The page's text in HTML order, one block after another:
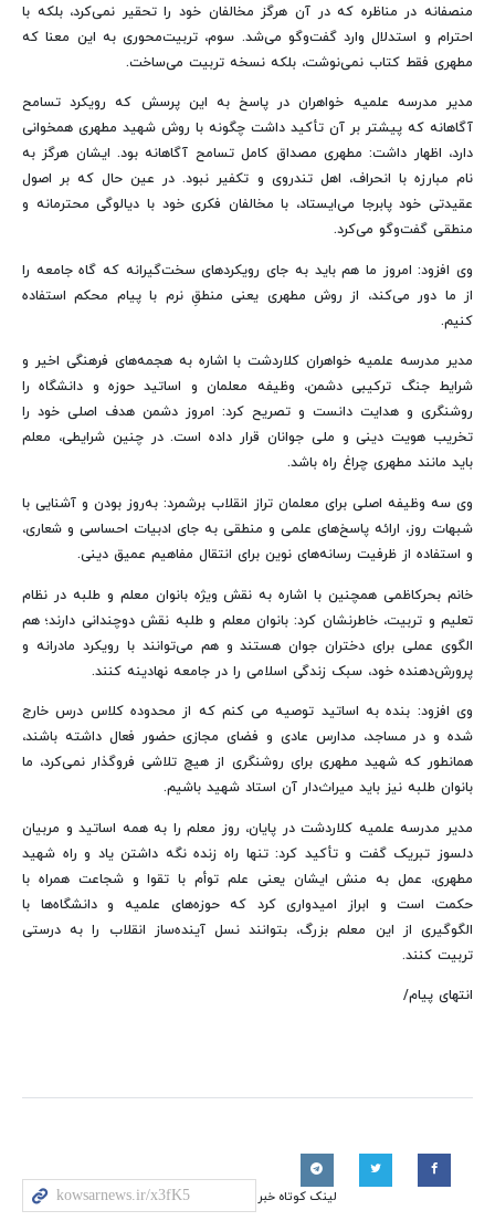
منصفانه در مناظره که در آن هرگز مخالفان خود را تحقیر نمی‌کرد، بلکه با
احترام و استدلال وارد گفت‌وگو می‌شد. سوم، تربیت‌محوری به این معنا که
مطهری فقط کتاب نمی‌نوشت، بلکه نسخه تربیت می‌ساخت.
مدیر مدرسه علمیه خواهران در پاسخ به این پرسش که رویکرد تسامح
آگاهانه که پیشتر بر آن تأکید داشت چگونه با روش شهید مطهری همخوانی
دارد، اظهار داشت: مطهری مصداق کامل تسامح آگاهانه بود. ایشان هرگز به
نام مبارزه با انحراف، اهل تندروی و تکفیر نبود. در عین حال که بر اصول
عقیدتی خود پابرجا می‌ایستاد، با مخالفان فکری خود با دیالوگی محترمانه و
منطقی گفت‌وگو می‌کرد.
وی افزود: امروز ما هم باید به جای رویکردهای سخت‌گیرانه که گاه جامعه را
از ما دور می‌کند، از روش مطهری یعنی منطقِ نرم با پیام محکم استفاده
کنیم.
مدیر مدرسه علمیه خواهران کلاردشت با اشاره به هجمه‌های فرهنگی اخیر و
شرایط جنگ ترکیبی دشمن، وظیفه معلمان و اساتید حوزه و دانشگاه را
روشنگری و هدایت دانست و تصریح کرد: امروز دشمن هدف اصلی خود را
تخریب هویت دینی و ملی جوانان قرار داده است. در چنین شرایطی، معلم
باید مانند مطهری چراغ راه باشد.
وی سه وظیفه اصلی برای معلمان تراز انقلاب برشمرد: به‌روز بودن و آشنایی با
شبهات روز، ارائه پاسخ‌های علمی و منطقی به جای ادبیات احساسی و شعاری،
و استفاده از ظرفیت رسانه‌های نوین برای انتقال مفاهیم عمیق دینی.
خانم بحرکاظمی همچنین با اشاره به نقش ویژه بانوان معلم و طلبه در نظام
تعلیم و تربیت، خاطرنشان کرد: بانوان معلم و طلبه نقش دوچندانی دارند؛ هم
الگوی عملی برای دختران جوان هستند و هم می‌توانند با رویکرد مادرانه و
پرورش‌دهنده خود، سبک زندگی اسلامی را در جامعه نهادینه کنند.
وی افزود: بنده به اساتید توصیه می کنم که از محدوده کلاس درس خارج
شده و در مساجد، مدارس عادی و فضای مجازی حضور فعال داشته باشند،
همانطور که شهید مطهری برای روشنگری از هیچ تلاشی فروگذار نمی‌کرد، ما
بانوان طلبه نیز باید میراث‌دار آن استاد شهید باشیم.
مدیر مدرسه علمیه کلاردشت در پایان، روز معلم را به همه اساتید و مربیان
دلسوز تبریک گفت و تأکید کرد: تنها راه زنده نگه داشتن یاد و راه شهید
مطهری، عمل به منش ایشان یعنی علم توأم با تقوا و شجاعت همراه با
حکمت است و ابراز امیدواری کرد که حوزه‌های علمیه و دانشگاه‌ها با
الگوگیری از این معلم بزرگ، بتوانند نسل آینده‌ساز انقلاب را به درستی
تربیت کنند.
انتهای پیام/
لینک کوتاه خبر